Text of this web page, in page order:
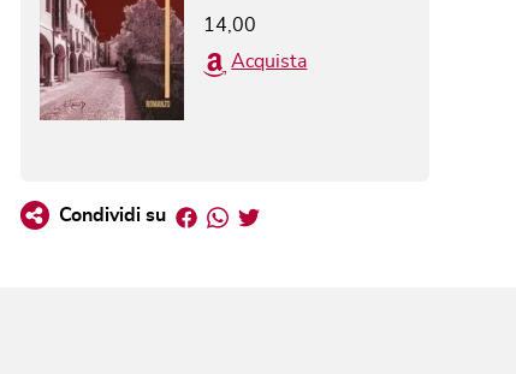
14,00
Acquista
Condividi su Facebook
Whatsapp
Twitter